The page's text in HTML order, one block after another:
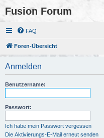
Fusion Forum
FAQ
Foren-Übersicht
Anmelden
Benutzername:
Passwort:
Ich habe mein Passwort vergessen
Die Aktivierungs-E-Mail erneut senden